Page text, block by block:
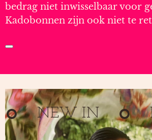
bedrag niet inwisselbaar voor
Kadobonnen zijn ook niet te
NEW IN